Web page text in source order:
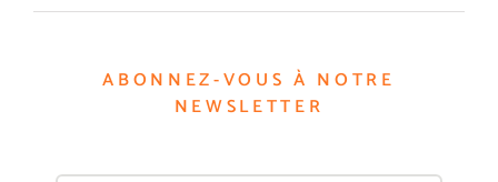
ABONNEZ-VOUS À NOTRE
NEWSLETTER